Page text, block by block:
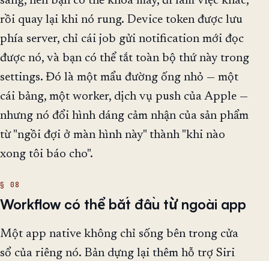
rồi quay lại khi nó rung. Device token được lưu
phía server, chỉ cái job gửi notification mới đọc
được nó, và bạn có thể tắt toàn bộ thứ này trong
settings. Đó là một mẩu đường ống nhỏ — một
cái bảng, một worker, dịch vụ push của Apple —
nhưng nó đổi hình dáng cảm nhận của sản phẩm
từ "ngồi đợi ở màn hình này" thành "khi nào
xong tôi báo cho".
Workflow có thể bắt đầu từ ngoài app
Một app native không chỉ sống bên trong cửa
sổ của riêng nó. Bản dựng lại thêm hỗ trợ Siri